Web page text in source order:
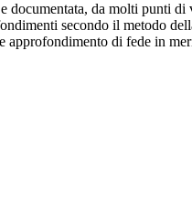
da molti punti di
secondo il metodo
approfondimento di fede in